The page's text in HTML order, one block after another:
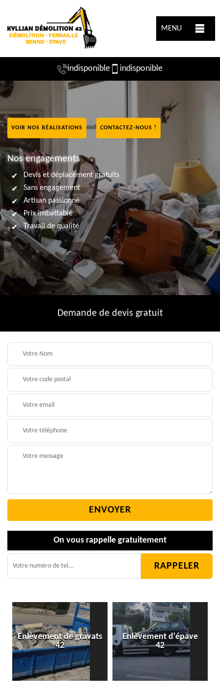
MENU
indisponible indisponible
VOIR NOS RÉALISATIONS CONTACTEZ-NOUS !
Nos engagements
Devis et déplacement gratuits
Sans engagement
Artisan passionné
Prix imbattable
Travail de qualité
Demande de devis gratuit
On vous rappelle gratuitement
Enlèvement de gravats
42
Enlèvement d'épave
42